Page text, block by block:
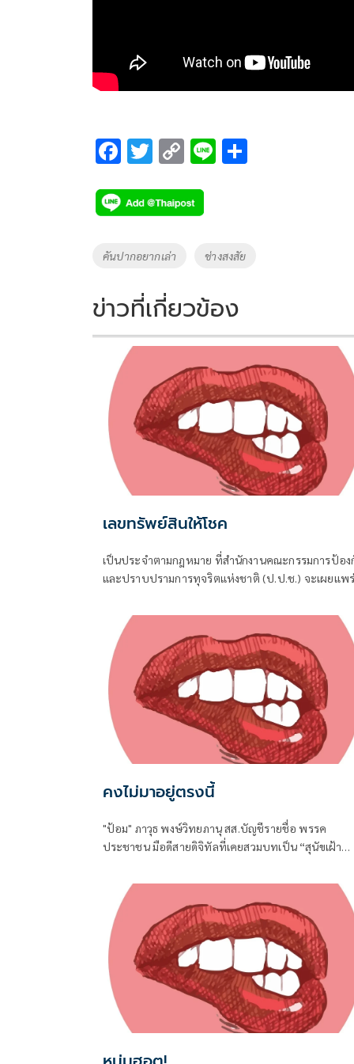
F
e
b
o
k
T
tt
er
C
p
y
Li
k
Li
Tags
คันปากอยากเล่า ช่างสงสัย
ข่าวที่เกี่ยวข้อง
เลขทรัพย์สินให้โชค
เป็นประจำตามกฎหมาย ที่สำนักงานคณะกรรมการป้อง
และปราบปรามการทุจริตแห่งชาติ (ป.ป.ช.) จะเผยแพร่
ทางการเมือง ไม่ว่าจะเป็นกรณีเข้ารับตำแหน่ง หรือพ้นจ
ตำแหน่ง
คงไม่มาอยู่ตรงนี้
"ป้อม" ภาวุธ พงษ์วิทยภานุ สส.บัญชีรายชื่อ พรรค
ประชาชน มือดีสายดิจิทัลที่เคยสวมบทเป็น “สุนัขเฝ้า
1,621 ล้านบาท ของกระทรวงดิจิทัลเพื่อเศรษฐกิจและ
สังคม (ดีอี)